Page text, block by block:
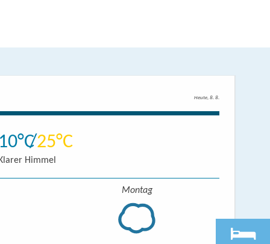
Heute, 8. 8.
10 25
Klarer Himmel
Montag